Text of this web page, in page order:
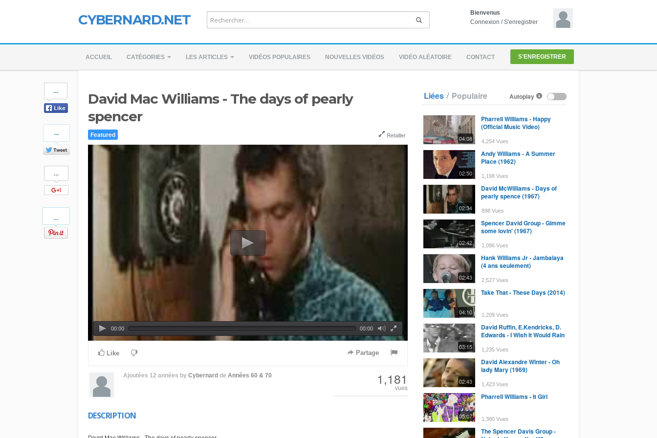
CYBERNARD.NET
Bienvenus
Connexion /S'enregistrer
ACCUEIL CATÉGORIES LES ARTICLES VIDÉOS POPULAIRES NOUVELLES VIDÉOS VIDÉO ALÉATOIRE CONTACT S'ENREGISTRER
on
Facebook
Share
on
Twitter
Share
on
Google+
Pinterest
David Mac Williams - The days of pearly
spencer
Featured Retailler
00:00 00:00
Like Partage
Ajoutées 12 années by Cybernard de Années 60 & 70 1,181
vues
DESCRIPTION
Autoplay
Liées / Populaire
04:08
Pharrell Williams - Happy
(Official Music Video)
4,254 Vues
02:50
Andy Williams - A Summer
Place (1962)
1,198 Vues
02:34
David McWilliams - Days of
pearly spence (1967)
898 Vues
02:42
Spencer David Group - Gimme
some lovin' (1967)
1,096 Vues
02:43
Hank Williams Jr - Jambalaya
(4 ans seulement)
2,527 Vues
04:10
Take That - These Days (2014)
1,209 Vues
03:15
David Ruffin, E.Kendricks, D.
Edwards - I Wish It Would Rain
1,235 Vues
02:43
David Alexandre Winter - Oh
lady Mary (1969)
1,423 Vues
05:07
Pharrell Williams - It Girl
1,380 Vues
The Spencer Davis Group -